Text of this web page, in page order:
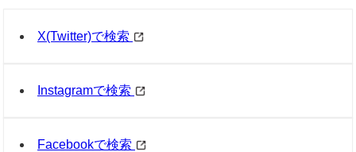
X(Twitter)で検索
Instagramで検索
Facebookで検索